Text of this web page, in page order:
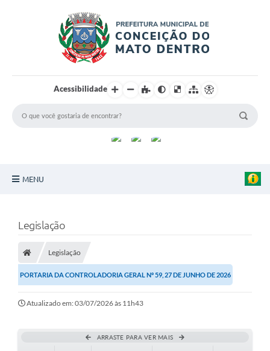
Acessibilidade
MENU
Sobre a Cidade
Turismo
Transparência
Editais
Legislação
Legislação
PORTARIA DA CONTROLADORIA GERAL Nº 59, 27 DE JUNHO DE 2026
Atualizado em: 03/07/2026 às 11h43
ARRASTE PARA VER MAIS